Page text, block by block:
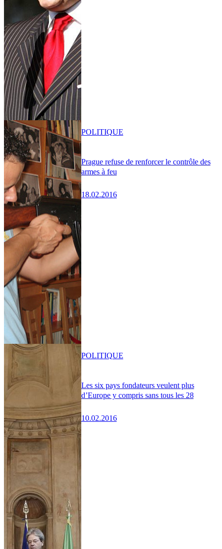
Prague refuse de renforcer le contrôle des
armes à feu
18.02.2016
POLITIQUE
Les six pays fondateurs veulent plus
d’Europe y compris sans tous les 28
10.02.2016
POLITIQUE